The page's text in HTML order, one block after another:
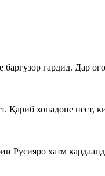
гардид. Дар
хонадоне нест,
Русияро хатм